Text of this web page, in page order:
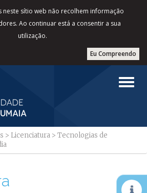
neste sítio web não recolhem informação
Ao continuar está a consentir a sua
utilização.
Eu Compreendo
> Licenciatura > Tecnologias de